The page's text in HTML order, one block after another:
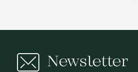
Newsletter